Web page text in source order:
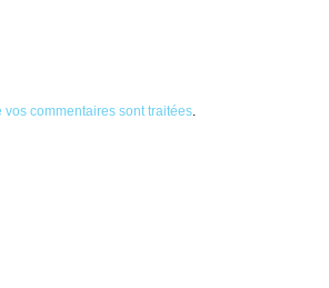
commentaires sont traitées.